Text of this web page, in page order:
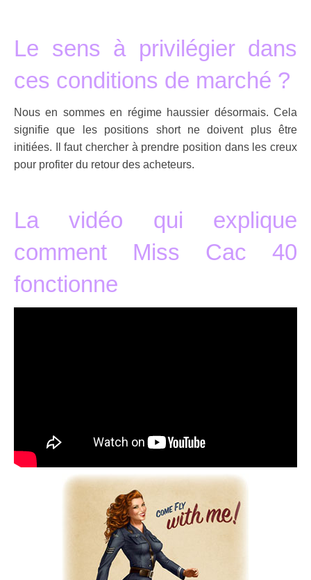
Le sens à privilégier dans
ces conditions de marché ?
Nous en sommes en régime haussier désormais. Cela
signifie que les positions short ne doivent plus être
initiées. Il faut chercher à prendre position dans les creux
pour profiter du retour des acheteurs.
La vidéo qui explique
comment Miss Cac 40
fonctionne